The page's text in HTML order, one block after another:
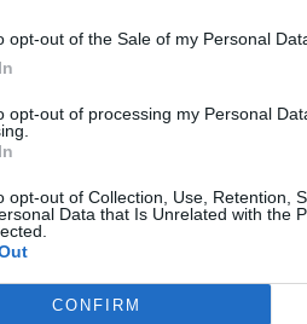
opt-out of the Sale of my Personal
opt-out of processing my Personal
opt-out of Collection, Use, Retention,
Data that Is Unrelated with the
CONFIRM
dit 3 maanden gebruikt en
te vinden dus binnenkort met
meer...]
1